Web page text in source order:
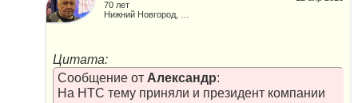
70 лет
Цитата:
Сообщение от Александр:
На НТС тему приняли и президент компании